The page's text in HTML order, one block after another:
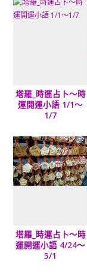
塔羅_時運占卜～時
運開運小語 1/1～
1/7
塔羅_時運占卜～時
運開運小語 4/24～
5/1